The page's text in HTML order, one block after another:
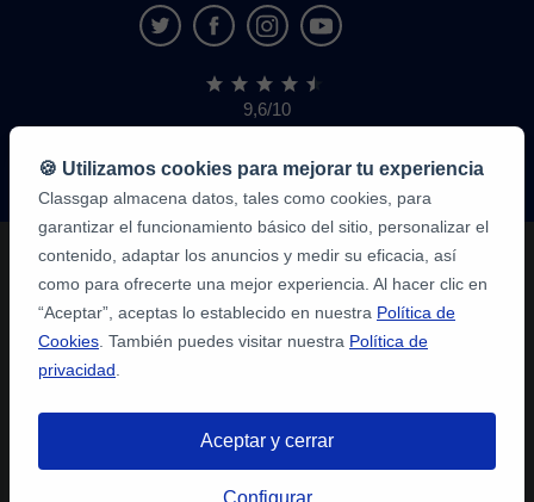
9,6/10
1,339,284
de
alumnos
🍪 Utilizamos cookies para mejorar tu experiencia
Classgap almacena datos, tales como cookies, para
garantizar el funcionamiento básico del sitio, personalizar el
contenido, adaptar los anuncios y medir su eficacia, así
como para ofrecerte una mejor experiencia. Al hacer clic en
“Aceptar”, aceptas lo establecido en nuestra Política de
Cookies . También puedes visitar nuestra Política de
privacidad
Aceptar y cerrar
Configurar